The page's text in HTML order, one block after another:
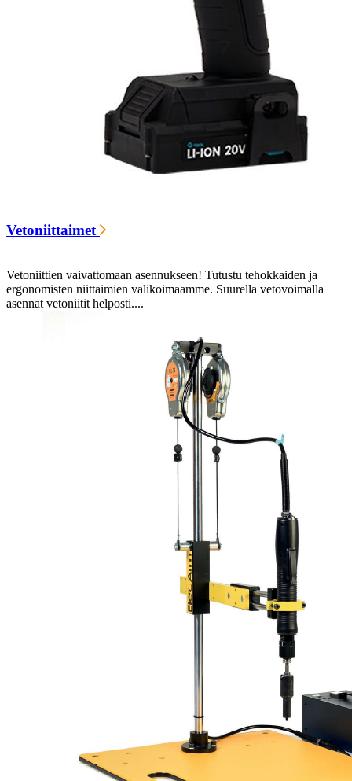
Vetoniittaimet
Vetoniittien vaivattomaan asennukseen! Tutustu tehokkaiden ja
ergonomisten niittaimien valikoimaamme. Suurella vetovoimalla
asennat vetoniitit helposti....